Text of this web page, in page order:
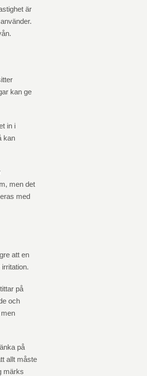
är
kan ge
in i
kan
men det
med
att en
på
och
på
allt måste
märks